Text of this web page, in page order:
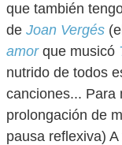
que también
de Joan Vergés
amorque musicó
nutrido de todos
canciones... Para
prolongación de
pausa reflexiva)